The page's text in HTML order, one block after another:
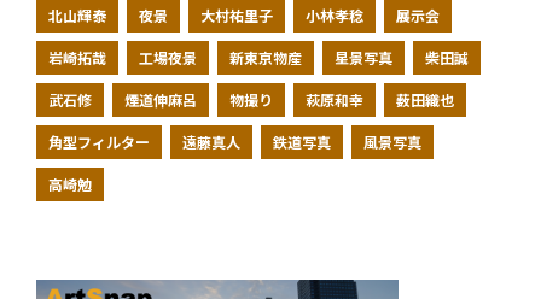
北山輝泰 夜景 大村祐里子 小林孝稔 展示会
岩崎拓哉 工場夜景 新東京物産 星景写真 柴田誠
武石修 煙道伸麻呂 物撮り 萩原和幸 薮田織也
角型フィルター 遠藤真人 鉄道写真 風景写真
高崎勉